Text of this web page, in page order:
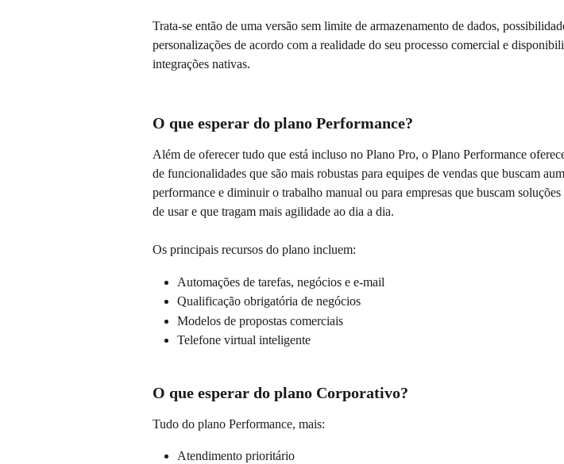
Trata-se então de uma versão sem limite de armazenamento de dados,
personalizações de acordo com a realidade do seu processo comercial e
integrações nativas.
O que esperar do plano Performance?
Além de oferecer tudo que está incluso no Plano Pro, o Plano Performance
de funcionalidades que são mais robustas para equipes de vendas que buscam
performance e diminuir o trabalho manual ou para empresas que buscam soluções
de usar e que tragam mais agilidade ao dia a dia.
Os principais recursos do plano incluem:
Automações de tarefas, negócios e e-mail
Qualificação obrigatória de negócios
Modelos de propostas comerciais
Telefone virtual inteligente
O que esperar do plano Corporativo?
Tudo do plano Performance, mais:
Atendimento prioritário